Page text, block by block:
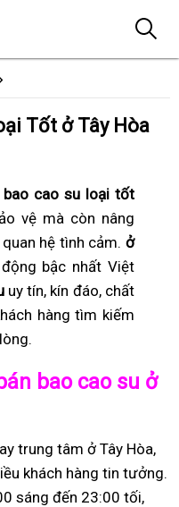
Tốt ở Tây Hòa
bao cao su loại tốt
vệ mà còn nâng
hệ tình cảm. ở
bậc nhất Việt
uy tín, kín đáo, chất
hàng tìm kiếm
bao cao su ở
trung tâm ở Tây Hòa,
khách hàng tin tưởng.
sáng đến 23:00 tối,